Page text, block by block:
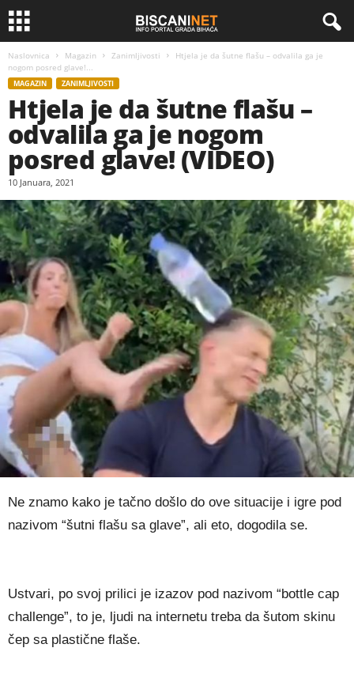
Naslovnica Magazin Zanimljivosti
Htjela je da šutne flašu – odvalila ga je
nogom posred glave!...
MAGAZIN ZANIMLJIVOSTI
Htjela je da šutne flašu –
odvalila ga je nogom
posred glave! (VIDEO)
10 Januara, 2021
Ne znamo kako je tačno došlo do ove situacije i igre pod
nazivom “šutni flašu sa glave”, ali eto, dogodila se.
Ustvari, po svoj prilici je izazov pod nazivom “bottle cap
challenge”, to je, ljudi na internetu treba da šutom skinu
čep sa plastične flaše.